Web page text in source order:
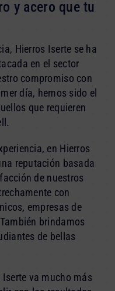
y acero que tu
Hierros Iserte se ha
en el sector
compromiso con
día, hemos sido el
que requieren
en Hierros
reputación basada
de nuestros
con
empresas de
brindamos
de bellas
va mucho más